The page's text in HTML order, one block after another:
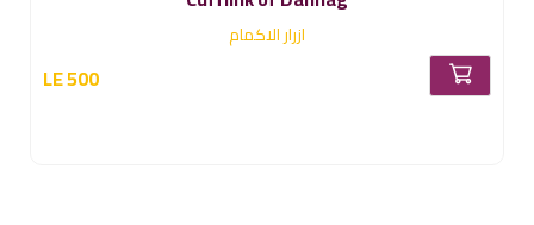
ازرار الاكمام
LE 400